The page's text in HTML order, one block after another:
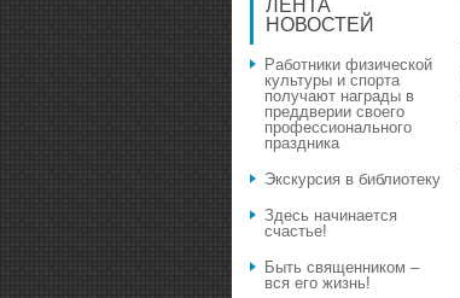
ЛЕНТА
НОВОСТЕЙ
Работники физической
культуры и спорта
получают награды в
преддверии своего
профессионального
праздника
Экскурсия в библиотеку
Здесь начинается
счастье!
Быть священником –
вся его жизнь!